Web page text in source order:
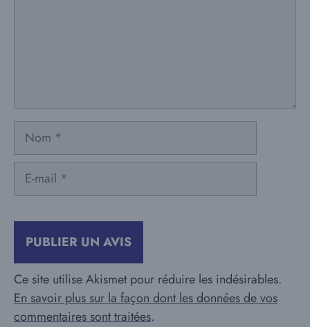
Nom
mail
Ce site utilise Akismet pour réduire les indésirables.
En savoir plus sur la façon dont les données de vos
commentaires sont traitées.